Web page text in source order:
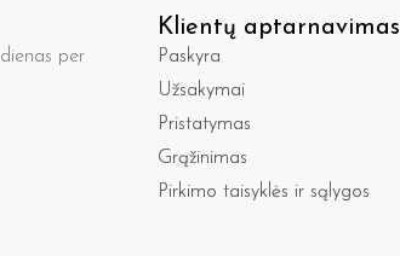
dienas per
Klientų aptarnavimas
Paskyra
Užsakymai
Pristatymas
Grąžinimas
Pirkimo taisyklės ir sąlygos